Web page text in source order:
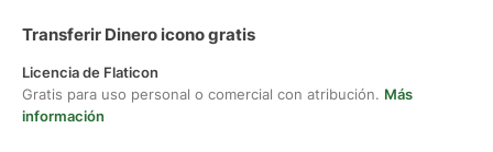
Transferir Dinero icono gratis
Licencia de Flaticon
Gratis para uso personal o comercial con atribución. Más
información